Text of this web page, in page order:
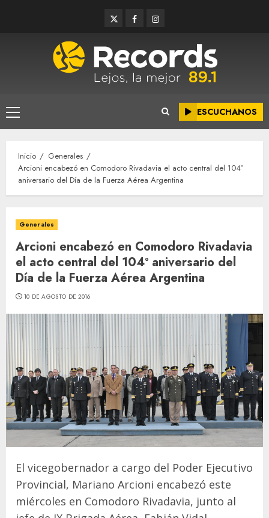
TwitterFacebookInstagram
Menú
principal
ESCUCHANOS
Inicio
Generales
Arcioni encabezó en Comodoro Rivadavia el acto central del 104º
aniversario del Día de la Fuerza Aérea Argentina
Generales
Arcioni encabezó en Comodoro Rivadavia
el acto central del 104º aniversario del
Día de la Fuerza Aérea Argentina
10 DE AGOSTO DE 2016
El vicegobernador a cargo del Poder Ejecutivo
Provincial, Mariano Arcioni encabezó este
miércoles en Comodoro Rivadavia, junto al